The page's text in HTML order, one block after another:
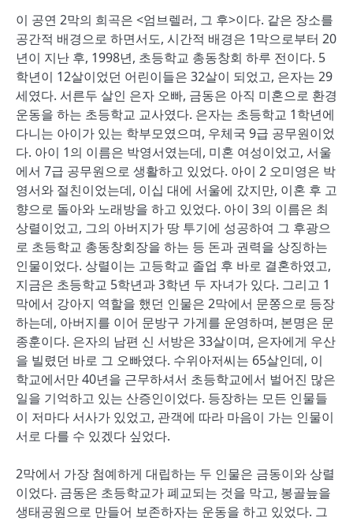
이 공연 2막의 희곡은 <엄브렐러, 그 후>이다. 같은 장소를
공간적 배경으로 하면서도, 시간적 배경은 1막으로부터 20
년이 지난 후, 1998년, 초등학교 총동창회 하루 전이다. 5
학년이 12살이었던 어린이들은 32살이 되었고, 은자는 29
세였다. 서른두 살인 은자 오빠, 금동은 아직 미혼으로 환경
운동을 하는 초등학교 교사였다. 은자는 초등학교 1학년에
다니는 아이가 있는 학부모였으며, 우체국 9급 공무원이었
다. 아이 1의 이름은 박영서였는데, 미혼 여성이었고, 서울
에서 7급 공무원으로 생활하고 있었다. 아이 2 오미영은 박
영서와 절친이었는데, 이십 대에 서울에 갔지만, 이혼 후 고
향으로 돌아와 노래방을 하고 있었다. 아이 3의 이름은 최
상렬이었고, 그의 아버지가 땅 투기에 성공하여 그 후광으
로 초등학교 총동창회장을 하는 등 돈과 권력을 상징하는
인물이었다. 상렬이는 고등학교 졸업 후 바로 결혼하였고,
지금은 초등학교 5학년과 3학년 두 자녀가 있다. 그리고 1
막에서 강아지 역할을 했던 인물은 2막에서 문쫑으로 등장
하는데, 아버지를 이어 문방구 가게를 운영하며, 본명은 문
종훈이다. 은자의 남편 신 서방은 33살이며, 은자에게 우산
을 빌렸던 바로 그 오빠였다. 수위아저씨는 65살인데, 이
학교에서만 40년을 근무하셔서 초등학교에서 벌어진 많은
일을 기억하고 있는 산증인이었다. 등장하는 모든 인물들
이 저마다 서사가 있었고, 관객에 따라 마음이 가는 인물이
서로 다를 수 있겠다 싶었다.
2막에서 가장 첨예하게 대립하는 두 인물은 금동이와 상렬
이었다. 금동은 초등학교가 폐교되는 것을 막고, 봉골늪을
생태공원으로 만들어 보존하자는 운동을 하고 있었다. 그